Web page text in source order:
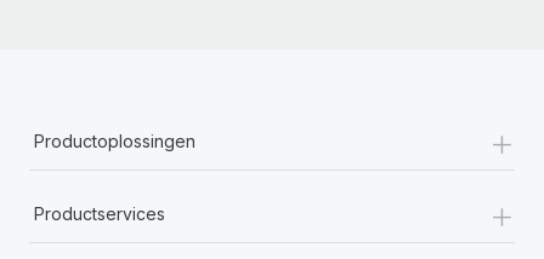
Productoplossingen +
Productservices +